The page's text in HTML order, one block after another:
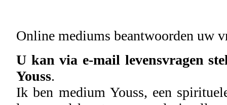
Online mediums beantwoorden uw
U kan via e-mail levensvragen
Youss.
Ik ben medium Youss, een